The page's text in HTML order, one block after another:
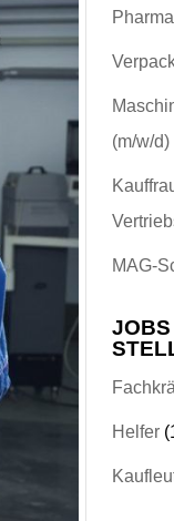
(m/w/d)
MAG-
JOBS
Helfer